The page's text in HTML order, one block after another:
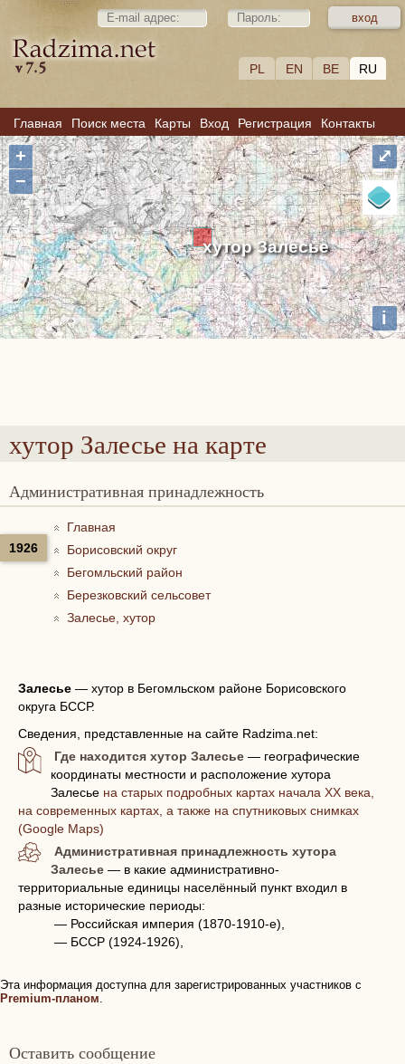
PL EN BE RU
Главная Поиск места Карты Вход Регистрация Контакты
хутор Залесье
+
−
i
⤢
хутор Залесье на карте
Административная принадлежность
1926
Главная
Борисовский округ
Бегомльский район
Березковский сельсовет
Залесье, хутор
Залесье — хутор в Бегомльском районе Борисовского
округа БССР.
Сведения, представленные на сайте Radzima.net:
Где находится хутор Залесье — географические
координаты местности и расположение хутора
Залесье на старых подробных картах начала XX века,
на современных картах, а также на спутниковых снимках
(Google Maps)
Административная принадлежность хутора
Залесье — в какие административно-
территориальные единицы населённый пункт входил в
разные исторические периоды:
— Российская империя (1870-1910-е),
— БССР (1924-1926),
Эта информация доступна для зарегистрированных участников с
Premium-планом.
Оставить сообщение